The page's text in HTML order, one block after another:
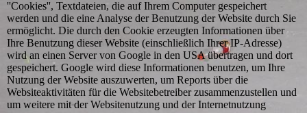
''Cookies'', Textdateien, die auf Ihrem Computer gespeichert
werden und die eine Analyse der Benutzung der Website durch Sie
ermöglicht. Die durch den Cookie erzeugten Informationen über
Ihre Benutzung dieser Website (einschließlich Ihrer IP-Adresse)
wird an einen Server von Google in den USA übertragen und dort
gespeichert. Google wird diese Informationen benutzen, um Ihre
Nutzung der Website auszuwerten, um Reports über die
Websiteaktivitäten für die Websitebetreiber zusammenzustellen und
um weitere mit der Websitenutzung und der Internetnutzung